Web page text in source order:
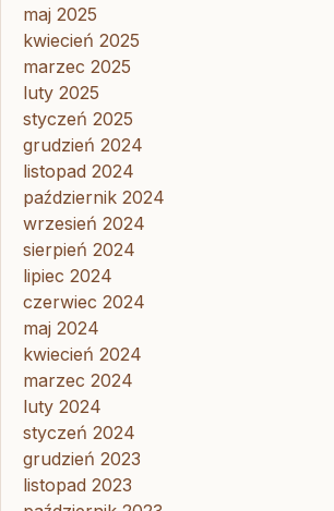
maj 2025
kwiecień 2025
marzec 2025
luty 2025
styczeń 2025
grudzień 2024
listopad 2024
październik 2024
wrzesień 2024
sierpień 2024
lipiec 2024
czerwiec 2024
maj 2024
kwiecień 2024
marzec 2024
luty 2024
styczeń 2024
grudzień 2023
listopad 2023